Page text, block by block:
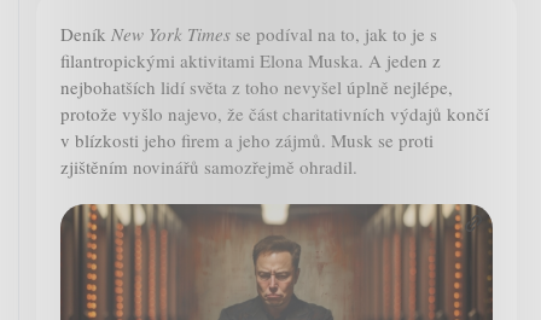
Deník New York Times se podíval na to, jak to je s
filantropickými aktivitami Elona Muska. A jeden z
nejbohatších lidí světa z toho nevyšel úplně nejlépe,
protože vyšlo najevo, že část charitativních výdajů končí
v blízkosti jeho firem a jeho zájmů. Musk se proti
zjištěním novinářů samozřejmě ohradil.